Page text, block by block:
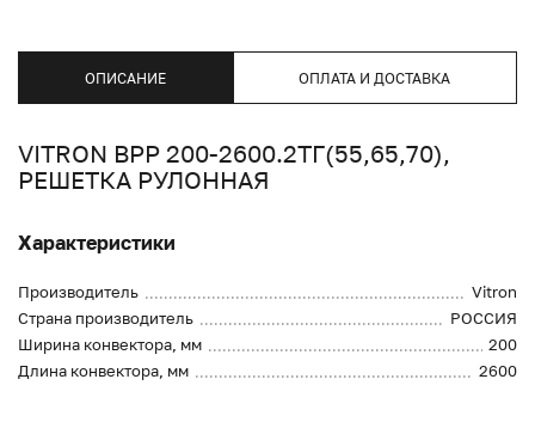
ОПИСАНИЕ ОПЛАТА И ДОСТАВКА
VITRON ВРР 200-2600.2ТГ(55,65,70),
РЕШЕТКА РУЛОННАЯ
Характеристики
Производитель
Vitron
Страна производитель
РОССИЯ
Ширина конвектора, мм
200
Длина конвектора, мм
2600